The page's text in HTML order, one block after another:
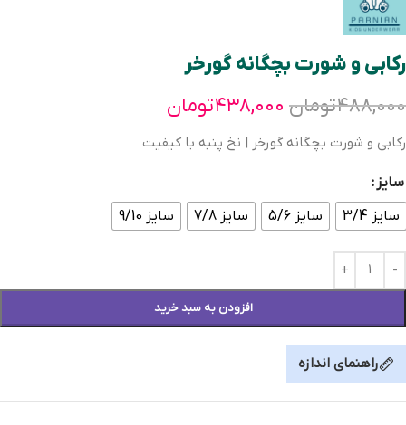
رکابی و شورت بچگانه گورخر
۴۸۸,۰۰۰تومان ۴۳۸,۰۰۰تومان
رکابی و شورت بچگانه گورخر | نخ پنبه با کیفیت
سایز
سایز 3/4
سایز 5/6 سایز 7/8 سایز 9/10
افزودن به سبد خرید
راهنمای اندازه